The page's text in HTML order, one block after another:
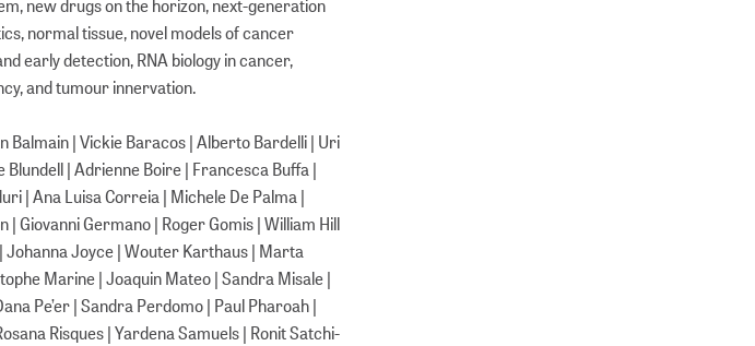
new drugs on the horizon, next-generation
normal tissue, novel models of cancer
early detection, RNA biology in cancer,
and tumour innervation.
Balmain | Vickie Baracos | Alberto Bardelli | Uri
Blundell | Adrienne Boire | Francesca Buffa |
| Ana Luisa Correia | Michele De Palma |
| Giovanni Germano | Roger Gomis | William Hill
Joyce | Wouter Karthaus | Marta
Marine | Joaquin Mateo | Sandra Misale |
Pe’er | Sandra Perdomo | Paul Pharoah |
Risques | Yardena Samuels | Ronit Satchi-